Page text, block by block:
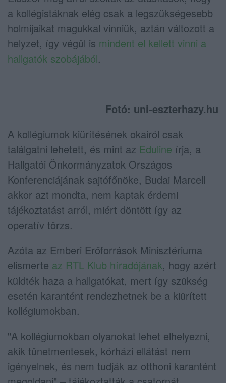
a kollégistáknak elég csak a legszükségesebb
holmijaikat magukkal vinniük, aztán változott a
helyzet, így végül is mindent el kellett vinni a
hallgatók szobájából.
Fotó: uni-eszterhazy.hu
A kollégiumok kiürítésének okairól csak
találgatni lehetett, és mint az Eduline írja, a
Hallgatói Önkormányzatok Országos
Konferenciájának sajtófőnöke, Budai Marcell
akkor azt mondta, nem kaptak érdemi
tájékoztatást arról, miért döntött így az
operatív törzs.
Azóta az Emberi Erőforrások Minisztériuma
elismerte az RTL Klub híradójának, hogy azért
küldték haza a hallgatókat, mert így szükség
esetén karantént rendezhetnek be a kiürített
kollégiumokban.
"A kollégiumokban olyanokat lehet elhelyezni,
akik tünetmentesek, kórházi ellátást nem
igényelnek, és nem tudják az otthoni karantént